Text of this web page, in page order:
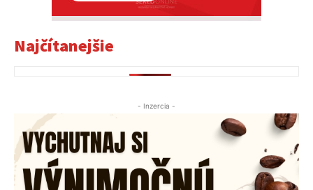
Najčítanejšie
- Inzercia -